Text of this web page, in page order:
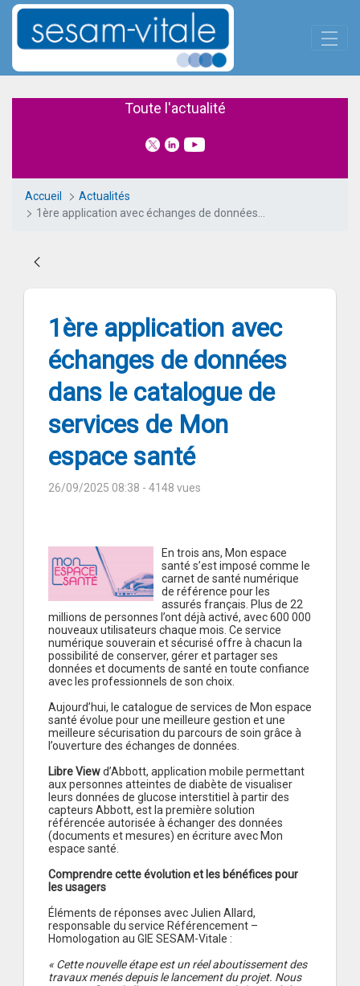
Saut au contenu principal
1ère application avec
Toute l'actualité
Accueil
Actualités
1ère application avec échanges de données dans le catalogue de services de Mon espace santé
1ère application avec
échanges de données
dans le catalogue de
services de Mon
espace santé
26/09/2025 08:38 - 4148 vues
En trois ans, Mon espace
santé s’est imposé comme le
carnet de santé numérique
de référence pour les
assurés français. Plus de 22
millions de personnes l’ont déjà activé, avec 600 000
nouveaux utilisateurs chaque mois. Ce service
numérique souverain et sécurisé offre à chacun la
possibilité de conserver, gérer et partager ses
données et documents de santé en toute confiance
avec les professionnels de son choix.
Aujourd’hui, le catalogue de services de Mon espace
santé évolue pour une meilleure gestion et une
meilleure sécurisation du parcours de soin grâce à
l’ouverture des échanges de données.
Libre Viewd’Abbott, application mobile permettant
aux personnes atteintes de diabète de visualiser
leurs données de glucose interstitiel à partir des
capteurs Abbott, est la première solution
référencée autorisée à échanger des données
(documents et mesures) en écriture avec Mon
espace santé.
Comprendre cette évolution et les bénéfices pour
les usagers
Éléments de réponses avec Julien Allard,
responsable du service Référencement –
Homologation au GIE SESAM-Vitale :
« Cette nouvelle étape est un réel aboutissement des
travaux menés depuis le lancement du projet. Nous
Panneau de gestion des cookies